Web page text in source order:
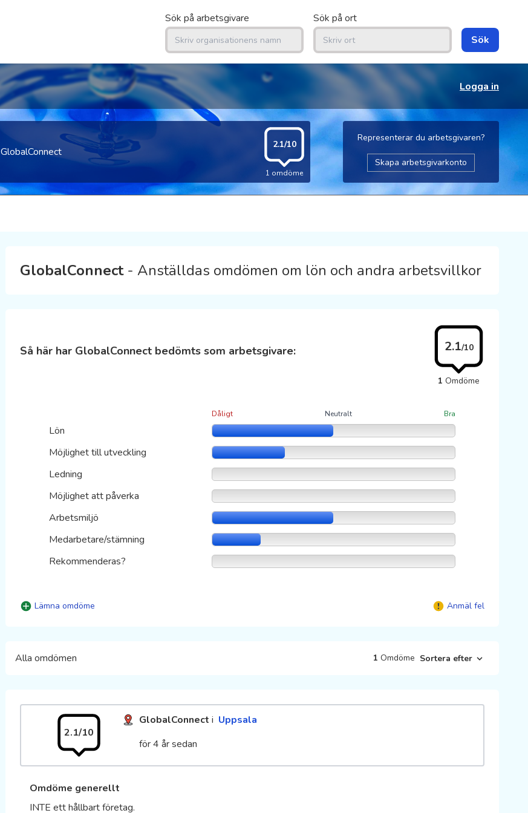
Sök på arbetsgivare
Sök på ort
Sök
Logga in
GlobalConnect
2.1/10
1 omdöme
Representerar du arbetsgivaren?
Skapa arbetsgivarkonto
GlobalConnect- Anställdas omdömen om lön och andra arbetsvillkor
Så här har GlobalConnect bedömts som arbetsgivare: 2.1/10
1 Omdöme
Dåligt Neutralt Bra
Lön
Möjlighet till utveckling
Ledning
Möjlighet att påverka
Arbetsmiljö
Medarbetare/stämning
Rekommenderas?
Lämna omdöme Anmäl fel
Alla omdömen 1 Omdöme Sortera efter
2.1/10
GlobalConnecti Uppsala
för 4 år sedan
Omdöme generellt
INTE ett hållbart företag.